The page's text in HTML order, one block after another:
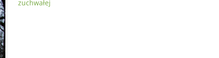
zuchwałej